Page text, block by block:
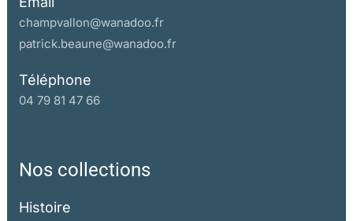
visible à Nantes aussi
où les immeubles penchent sur les quais
comme sous l’effet d’un lent roulis qui vaguement
les fait parents des navires
avant qu’on ne comble plusieurs de ses bras
champvallon@wanadoo.fr
patrick.beaune@wanadoo.fr
Téléphone
04 79 81 47 66
Nos collections
Histoire